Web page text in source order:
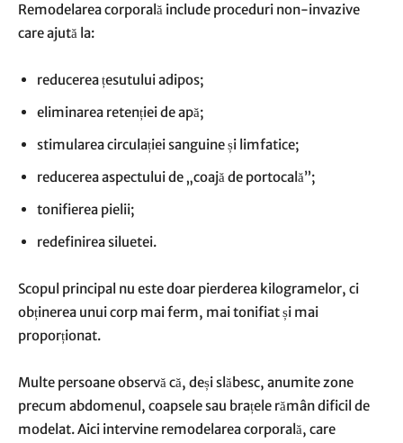
Remodelarea corporală include proceduri non-invazive
care ajută la:
reducerea țesutului adipos;
eliminarea retenției de apă;
stimularea circulației sanguine și limfatice;
reducerea aspectului de „coajă de portocală”;
tonifierea pielii;
redefinirea siluetei.
Scopul principal nu este doar pierderea kilogramelor, ci
obținerea unui corp mai ferm, mai tonifiat și mai
proporționat.
Multe persoane observă că, deși slăbesc, anumite zone
precum abdomenul, coapsele sau brațele rămân dificil de
modelat. Aici intervine remodelarea corporală, care